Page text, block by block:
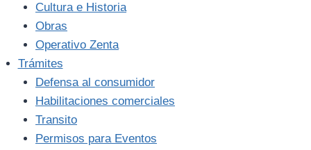
Cultura e Historia
Obras
Operativo Zenta
Trámites
Defensa al consumidor
Habilitaciones comerciales
Transito
Permisos para Eventos